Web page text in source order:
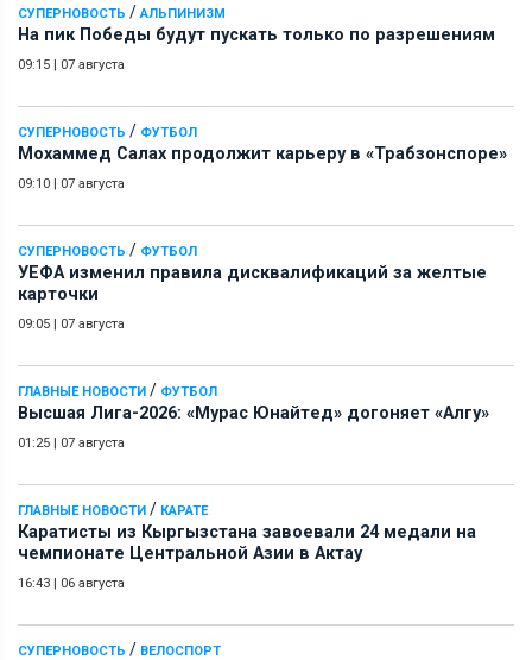
СУПЕРНОВОСТЬ / АЛЬПИНИЗМ
На пик Победы будут пускать только по разрешениям
09:15 | 07 августа
СУПЕРНОВОСТЬ / ФУТБОЛ
Мохаммед Салах продолжит карьеру в «Трабзонспоре»
09:10 | 07 августа
СУПЕРНОВОСТЬ / ФУТБОЛ
УЕФА изменил правила дисквалификаций за желтые
карточки
09:05 | 07 августа
ГЛАВНЫЕ НОВОСТИ / ФУТБОЛ
Высшая Лига-2026: «Мурас Юнайтед» догоняет «Алгу»
01:25 | 07 августа
ГЛАВНЫЕ НОВОСТИ / КАРАТЕ
Каратисты из Кыргызстана завоевали 24 медали на
чемпионате Центральной Азии в Актау
16:43 | 06 августа
СУПЕРНОВОСТЬ / ВЕЛОСПОРТ